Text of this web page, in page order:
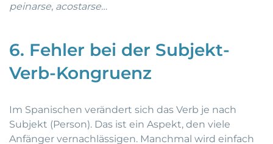
peinarse, acostarse…
6. Fehler bei der Subjekt-
Verb-Kongruenz
Im Spanischen verändert sich das Verb je nach
Subjekt (Person). Das ist ein Aspekt, den viele
Anfänger vernachlässigen. Manchmal wird einfach